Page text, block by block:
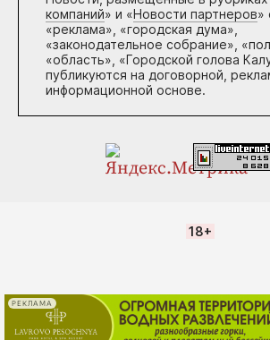
компаний» и «Новости партнеров»
«реклама», «городская дума»,
«законодательное собрание»,
«область», «Городской голова
публикуются на договорной,
информационной основе.
18+
РЕКЛАМА